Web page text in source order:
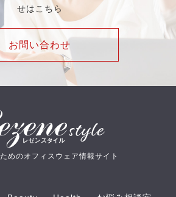
せはこちら
お問い合わせ
めのオフィスウェア情報サイト